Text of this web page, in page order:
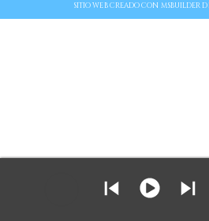
SITIO WEB CREADO CON MSBUILDER